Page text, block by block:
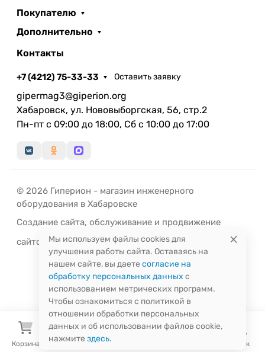
Корзина Избранное Поиск
Покупателю
Дополнительно
Контакты
+7 (4212) 75-33-33 Оставить заявку
gipermag3@giperion.org
Хабаровск, ул. Нововыборгская, 56, стр.2
Пн-пт с 09:00 до 18:00, Сб с 10:00 до 17:00
© 2026 Гиперион - магазин инженерного
оборудования в Хабаровске
Создание сайта, обслуживание и продвижение
сайтов
-РЭДЛАЙН
Мы используем файлы cookies для
улучшения работы сайта. Оставаясь на
нашем сайте, вы даете согласие на
обработку персональных данных с
использованием метрических программ.
Чтобы ознакомиться с политикой в
отношении обработки персональных
данных и об использовании файлов cookie,
нажмите здесь.